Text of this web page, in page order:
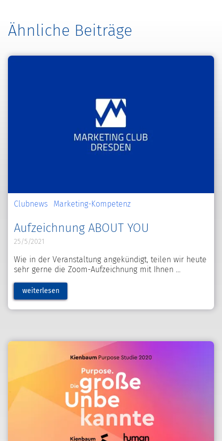
Ähnliche Beiträge
Clubnews Marketing-Kompetenz
Aufzeichnung ABOUT YOU
25/5/2021
Wie in der Veranstaltung angekündigt, teilen wir heute
sehr gerne die Zoom-Aufzeichnung mit Ihnen
weiterlesen